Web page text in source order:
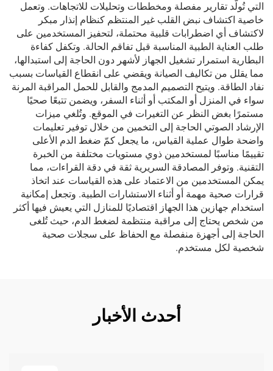
التي تُولّد تقارير مفصلة ومخططات وتحليلات للاتجاهات. وتعمل
خاصية اكتشاف نبض القلب غير المنتظم كنظام إنذار مبكر
لاكتشاف أي اضطرابات قلبية محتملة، لتحفيز المستخدمين على
طلب العناية الطبية المناسبة قبل تفاقم الحالة. وتكفل كفاءة
البطارية استمرار تشغيل الجهاز لأشهر دون الحاجة إلى استبدالها،
مما يقلل من تكاليف الصيانة ويقضي على انقطاع القياسات بسبب
نفاد الطاقة. ويتيح التصميم المدمج والقابل للحمل المراقبة المرنة
سواء في المنزل أو المكتب أو أثناء السفر، ويضمن تتبعًا صحيًا
مستمرًا بغض النظر عن التغيرات في الموقع. وتُلغي ميزات
الإرشاد الصوتي الحاجة إلى التخمين من خلال توفير تعليمات
واضحة طوال عملية القياس، ما يجعل كمّ ضغط الدم الأعلى
تقييمًا مناسبًا لمستخدمين ذوي مستويات مختلفة من الخبرة
التقنية. وتوفر المصادقة السريرية ثقة في دقة القراءات، مما
يمكن المستخدمين من الاعتماد على هذه القياسات عند اتخاذ
قرارات صحية مهمة أو أثناء الاستشارات الطبية. وتجعل إمكانية
استخدام جهازين هذا الجهاز اقتصاديًا للمنازل التي يعيش فيها أكثر
من شخص يحتاج إلى مراقبة منتظمة لضغط الدم، حيث تُلغى
الحاجة إلى أجهزة منفصلة مع الحفاظ على سجلات صحية
شخصية لكل مستخدم.
أحدث الأخبار